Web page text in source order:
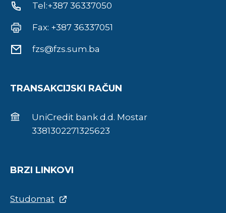
Tel:+387 36337050
Fax: +387 36337051
fzs@fzs.sum.ba
TRANSAKCIJSKI RAČUN
UniCredit bank d.d. Mostar
3381302271325623
BRZI LINKOVI
Studomat